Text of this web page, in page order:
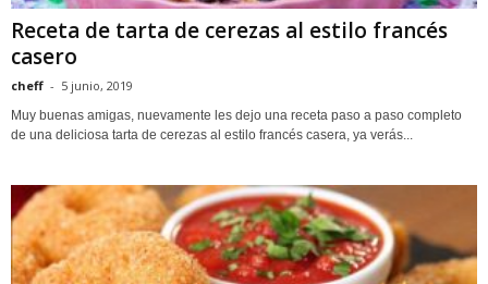
Receta de tarta de cerezas al estilo francés
casero
cheff - 5 junio, 2019
Muy buenas amigas, nuevamente les dejo una receta paso a paso completo
de una deliciosa tarta de cerezas al estilo francés casera, ya verás...